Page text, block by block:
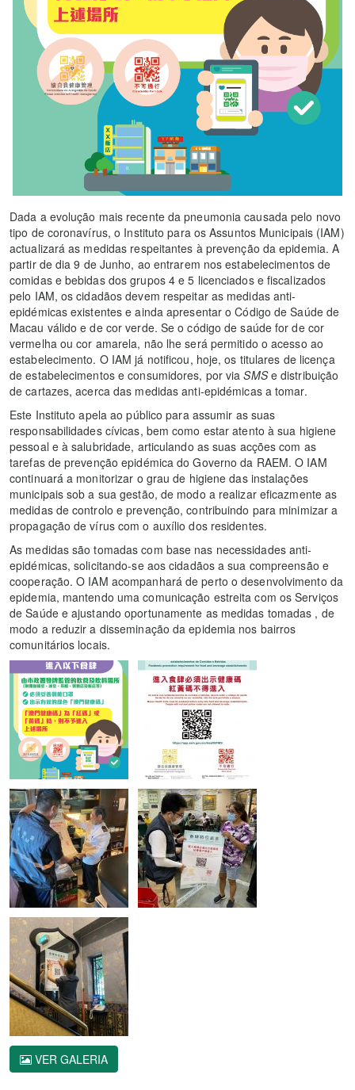
Dada a evolução mais recente da pneumonia causada pelo novo
tipo de coronavírus, o Instituto para os Assuntos Municipais (IAM)
actualizará as medidas respeitantes à prevenção da epidemia. A
partir de dia 9 de Junho, ao entrarem nos estabelecimentos de
comidas e bebidas dos grupos 4 e 5 licenciados e fiscalizados
pelo IAM, os cidadãos devem respeitar as medidas anti-
epidémicas existentes e ainda apresentar o Código de Saúde de
Macau válido e de cor verde. Se o código de saúde for de cor
vermelha ou cor amarela, não lhe será permitido o acesso ao
estabelecimento. O IAM já notificou, hoje, os titulares de licença
de estabelecimentos e consumidores, por viaSMSe distribuição
de cartazes, acerca das medidas anti-epidémicas a tomar.
Este Instituto apela ao público para assumir as suas
responsabilidades cívicas, bem como estar atento à sua higiene
pessoal e à salubridade, articulando as suas acções com as
tarefas de prevenção epidémica do Governo da RAEM. O IAM
continuará a monitorizar o grau de higiene das instalações
municipais sob a sua gestão, de modo a realizar eficazmente as
medidas de controlo e prevenção, contribuindo para minimizar a
propagação de vírus com o auxílio dos residentes.
As medidas são tomadas com base nas necessidades anti-
epidémicas, solicitando-se aos cidadãos a sua compreensão e
cooperação. O IAM acompanhará de perto o desenvolvimento da
epidemia, mantendo uma comunicação estreita com os Serviços
de Saúde e ajustando oportunamente as medidas tomadas , de
modo a reduzir a disseminação da epidemia nos bairros
comunitários locais.
VER GALERIA